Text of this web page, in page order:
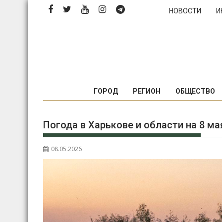
Перейти
НОВОСТИ
ГОРОД РЕГИОН ОБЩЕСТВО
Погода в Харькове и области на 8
08.05.2026